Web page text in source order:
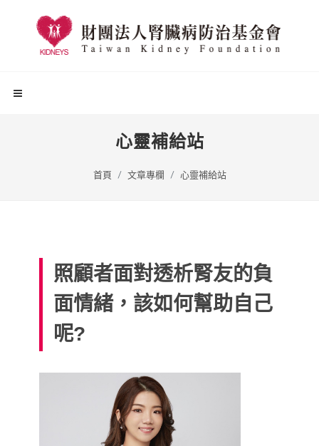
心靈補給站
首頁 文章專欄 心靈補給站
照顧者面對透析腎友的負
面情緒，該如何幫助自己
呢?